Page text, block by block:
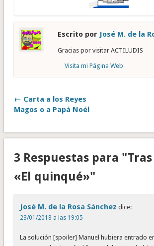
Escrito por José M. de la
Gracias por visitar ACTILUDIS
Visita mi Página Web
← Carta a los Reyes
Magos o a Papá Noél
3 Respuestas para
«El quinqué»"
José M. de la Rosa Sánchez dice:
23/01/2018 a las 19:05
La solución [spoiler] Manuel hubiera entrado